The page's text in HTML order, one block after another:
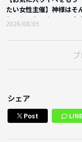
たい女性主催】神様はそ
わるじゃない☆日頃の小
感謝☆水曜はこの日ラスト
2026/08/05
シェア
Post LINE